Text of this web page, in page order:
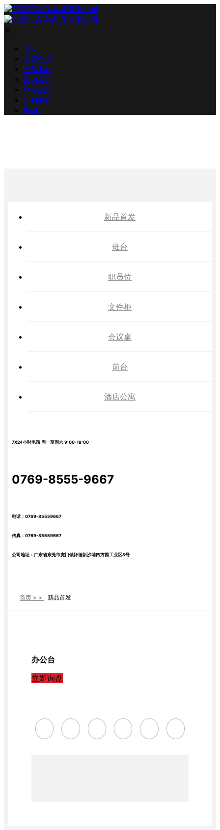
✕
首页
品牌介绍
产品中心
案例赏析
联络信息
定制中心
English
新品首发
班台
职员位
文件柜
会议桌
前台
酒店公寓
7X24小时电话 周一至周六 9:00-18:00
0769-8555-9667
电话：0769-85559667
传真：0769-85559667
公司地址：广东省东莞市虎门镇怀德新沙埔四方园工业区8号
首页 > > 新品首发
办公台
立即询盘